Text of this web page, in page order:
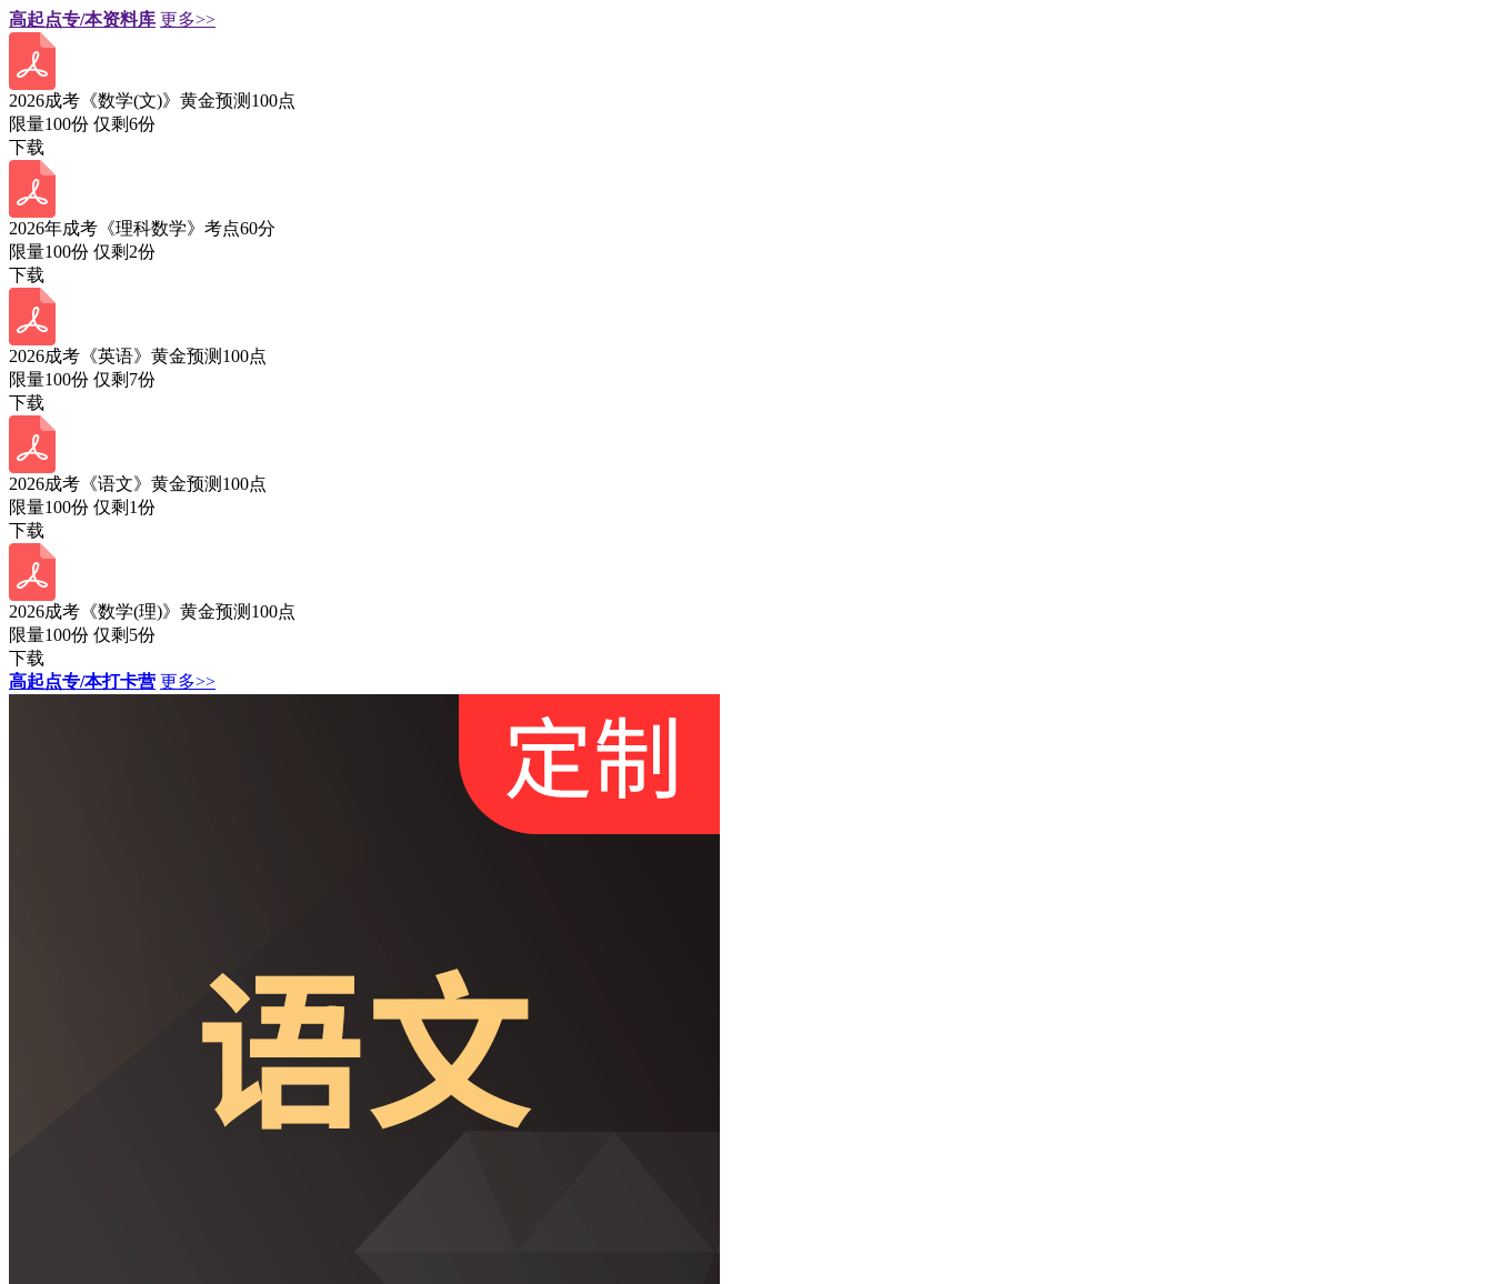
高起点专/本资料库 更多>>
2026成考《数学(文)》黄金预测100点
限量100份 仅剩6份
下载
2026年成考《理科数学》考点60分
限量100份 仅剩 2份
下载
2026成考《英语》黄金预测100点
限量100份 仅剩 7份
下载
2026成考《语文》黄金预测100点
限量100份 仅剩 1份
下载
2026成考《数学(理)》黄金预测100点
限量100份 仅剩 5份
下载
高起点专/本打卡营 更多>>